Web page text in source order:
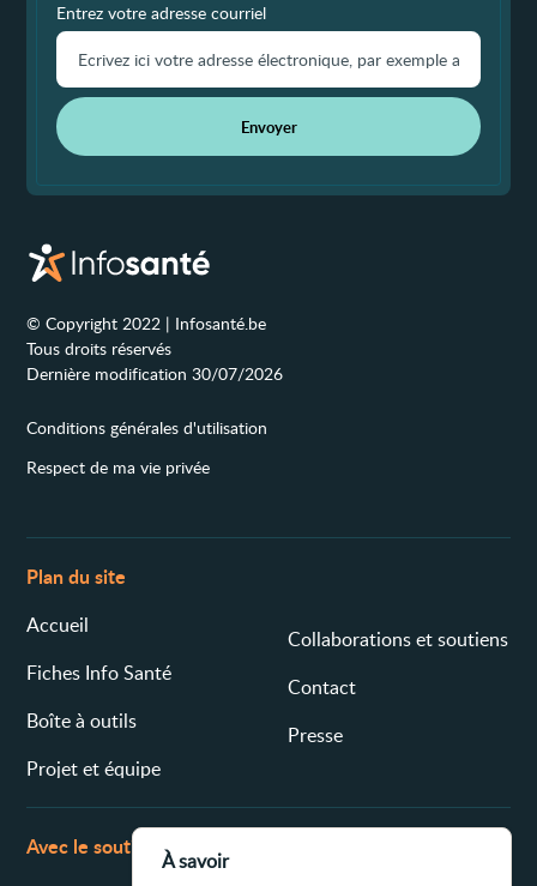
Entrez votre adresse courriel
Envoyer
© Copyright 2022 | Infosanté.be
Tous droits réservés
Dernière modification 30/07/2026
Conditions générales d'utilisation
Respect de ma vie privée
Plan du site
Accueil
Fiches Info Santé
Boîte à outils
Projet et équipe
Collaborations et soutiens
Contact
Presse
Avec le soutien de
À savoir